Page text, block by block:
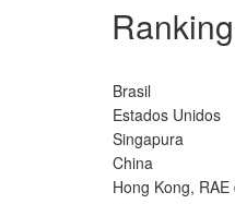
Brasil
Estados Unidos
Singapura
China
Hong Kong, RAE